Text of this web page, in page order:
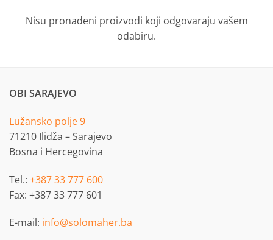
Nisu pronađeni proizvodi koji odgovaraju vašem
odabiru.
OBI SARAJEVO
Lužansko polje 9
71210 Ilidža – Sarajevo
Bosna i Hercegovina
Tel.: +387 33 777 600
Fax: +387 33 777 601
E-mail: info@solomaher.ba